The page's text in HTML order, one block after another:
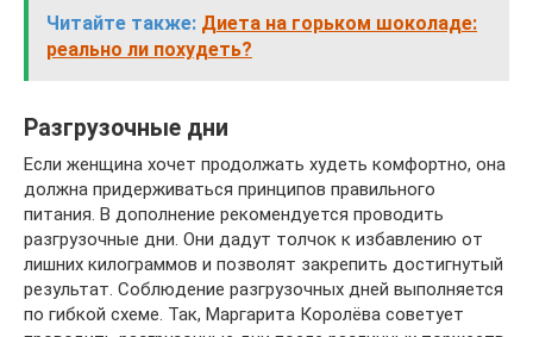
Читайте также: Диета на горьком шоколаде:
реально ли похудеть?
Разгрузочные дни
Если женщина хочет продолжать худеть комфортно, она
должна придерживаться принципов правильного
питания. В дополнение рекомендуется проводить
разгрузочные дни. Они дадут толчок к избавлению от
лишних килограммов и позволят закрепить достигнутый
результат. Соблюдение разгрузочных дней выполняется
по гибкой схеме. Так, Маргарита Королёва советует